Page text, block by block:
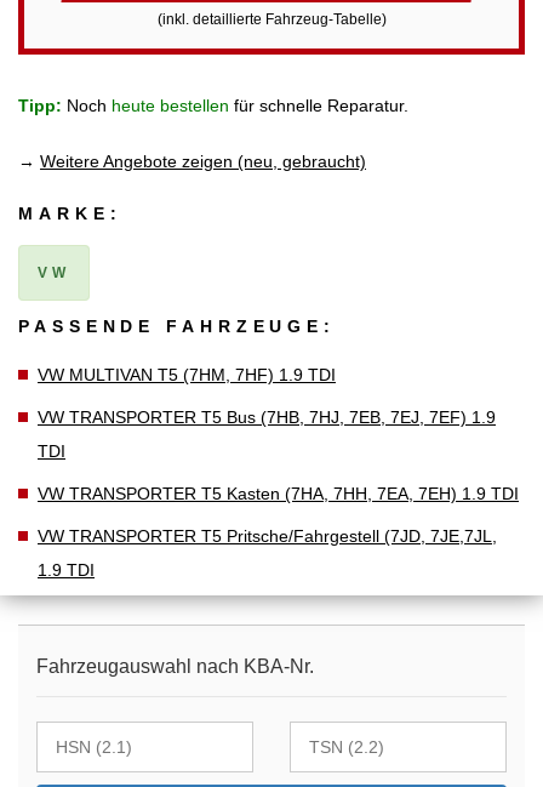
(inkl. detaillierte Fahrzeug-Tabelle)
Tipp: Noch heute bestellen für schnelle Reparatur.
→ Weitere Angebote zeigen (neu, gebraucht)
MARKE:
VW
PASSENDE FAHRZEUGE:
VW MULTIVAN T5 (7HM, 7HF) 1.9 TDI
VW TRANSPORTER T5 Bus (7HB, 7HJ, 7EB, 7EJ, 7EF) 1.9
TDI
VW TRANSPORTER T5 Kasten (7HA, 7HH, 7EA, 7EH) 1.9 TDI
VW TRANSPORTER T5 Pritsche/Fahrgestell (7JD, 7JE,7JL,
1.9 TDI
Fahrzeugauswahl nach KBA-Nr.